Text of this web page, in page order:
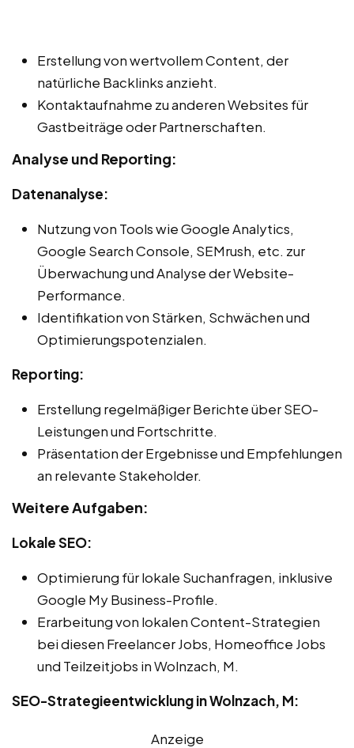
Erstellung von wertvollem Content, der
natürliche Backlinks anzieht.
Kontaktaufnahme zu anderen Websites für
Gastbeiträge oder Partnerschaften.
Analyse und Reporting:
Datenanalyse:
Nutzung von Tools wie Google Analytics,
Google Search Console, SEMrush, etc. zur
Überwachung und Analyse der Website-
Performance.
Identifikation von Stärken, Schwächen und
Optimierungspotenzialen.
Reporting:
Erstellung regelmäßiger Berichte über SEO-
Leistungen und Fortschritte.
Präsentation der Ergebnisse und Empfehlungen
an relevante Stakeholder.
Weitere Aufgaben:
Lokale SEO:
Optimierung für lokale Suchanfragen, inklusive
Google My Business-Profile.
Erarbeitung von lokalen Content-Strategien
bei diesen Freelancer Jobs, Homeoffice Jobs
und Teilzeitjobs in Wolnzach, M.
SEO-Strategieentwicklung in Wolnzach, M:
Anzeige